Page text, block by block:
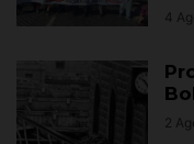
4
2